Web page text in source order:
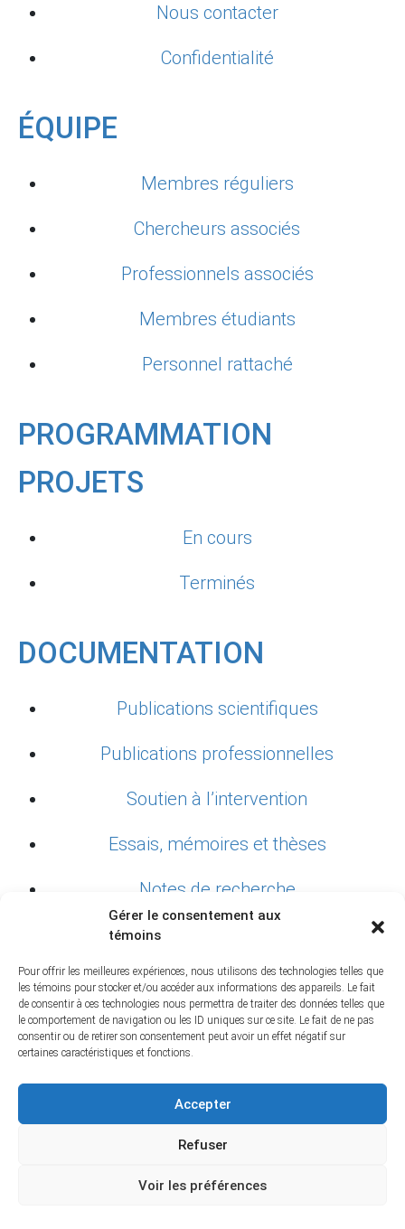
Gérer le consentement aux
témoins
Pour offrir les meilleures expériences, nous utilisons des technologies telles que
les témoins pour stocker et/ou accéder aux informations des appareils. Le fait
de consentir à ces technologies nous permettra de traiter des données telles que
le comportement de navigation ou les ID uniques sur ce site. Le fait de ne pas
consentir ou de retirer son consentement peut avoir un effet négatif sur
certaines caractéristiques et fonctions.
Accepter
Refuser
Voir les préférences
Nous contacter
Confidentialité
ÉQUIPE
Membres réguliers
Chercheurs associés
Professionnels associés
Membres étudiants
Personnel rattaché
PROGRAMMATION
PROJETS
En cours
Terminés
DOCUMENTATION
Publications scientifiques
Publications professionnelles
Soutien à l’intervention
Essais, mémoires et thèses
Notes de recherche
ACTIVITÉS
BLOGUE
NOUVELLES